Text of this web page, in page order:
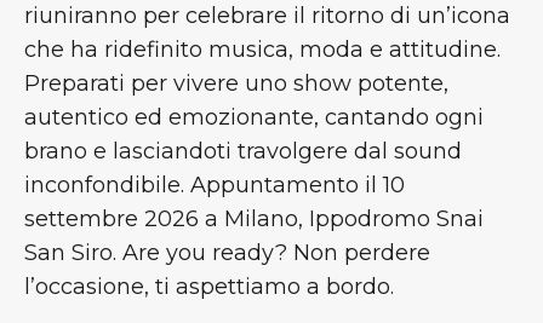
riuniranno per celebrare il ritorno di un’icona
che ha ridefinito musica, moda e attitudine.
Preparati per vivere uno show potente,
autentico ed emozionante, cantando ogni
brano e lasciandoti travolgere dal sound
inconfondibile. Appuntamento il 10
settembre 2026 a Milano, Ippodromo Snai
San Siro. Are you ready? Non perdere
l’occasione, ti aspettiamo a bordo.